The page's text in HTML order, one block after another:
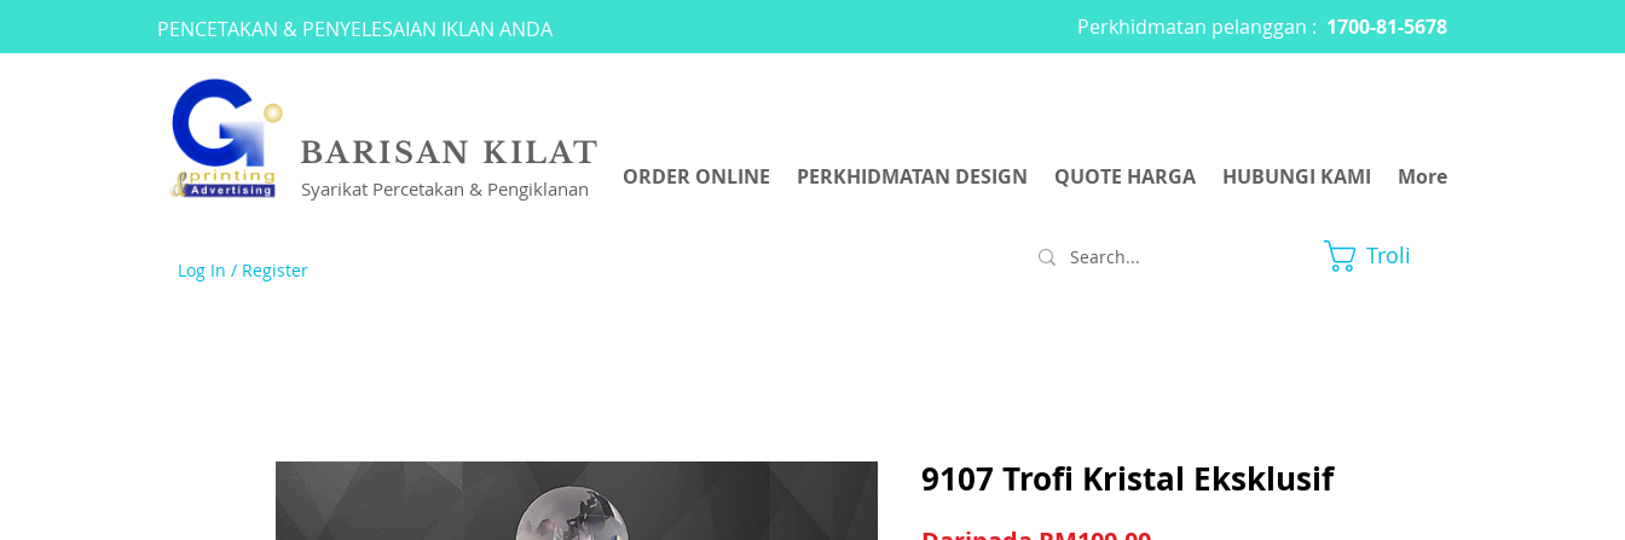
PENCETAKAN & PENYELESAIAN IKLAN ANDA Perkhidmatan pelanggan : 1700-81-5678
BARISAN KILAT
Syarikat Percetakan & Pengiklanan
Log In / Register
ORDER ONLINE PERKHIDMATAN DESIGN QUOTE HARGA HUBUNGI KAMI More
Troli
9107 Trofi Kristal Eksklusif